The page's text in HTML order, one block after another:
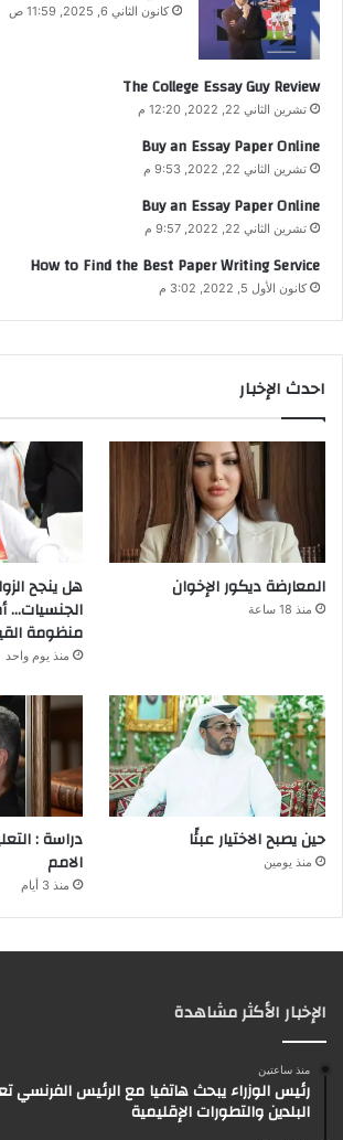
كانون الثاني 6, 2025, 11:59 ص
The College Essay Guy Review
تشرين الثاني 22, 2022, 12:20 م
Buy an Essay Paper Online
تشرين الثاني 22, 2022, 9:53 م
Buy an Essay Paper Online
تشرين الثاني 22, 2022, 9:57 م
How to Find the Best Paper Writing Service
كانون الأول 5, 2022, 3:02 م
احدث الإخبار
المعارضة ديكور الإخوان
منذ 18 ساعة
هل ينجح
الجنسيات…
منظومة
منذ يوم واحد
حين يصبح الاختيار عبئًا
منذ يومين
دراسة :
الامم
منذ 3 أيام
الإخبار الأكثر مشاهدة
منذ ساعتين
رئيس الوزراء يبحث هاتفيا مع الرئيس الفرنسي
البلدين والتطورات الإقليمية